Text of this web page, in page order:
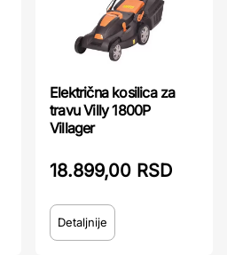
Električna kosilica za
travu Villy 1800P
Villager
18.899,00 RSD
Detaljnije